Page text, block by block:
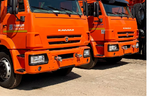
класс
кг
кузова, м3